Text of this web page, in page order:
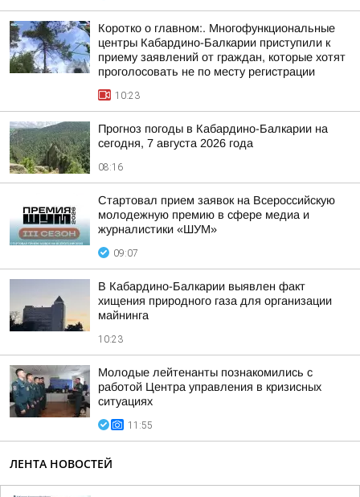
Коротко о главном:. Многофункциональные
центры Кабардино-Балкарии приступили к
приему заявлений от граждан, которые хотят
проголосовать не по месту регистрации
10:23
Прогноз погоды в Кабардино-Балкарии на
сегодня, 7 августа 2026 года
08:16
Стартовал прием заявок на Всероссийскую
молодежную премию в сфере медиа и
журналистики «ШУМ»
09:07
В Кабардино-Балкарии выявлен факт
хищения природного газа для организации
майнинга
10:23
Молодые лейтенанты познакомились с
работой Центра управления в кризисных
ситуациях
11:55
ЛЕНТА НОВОСТЕЙ